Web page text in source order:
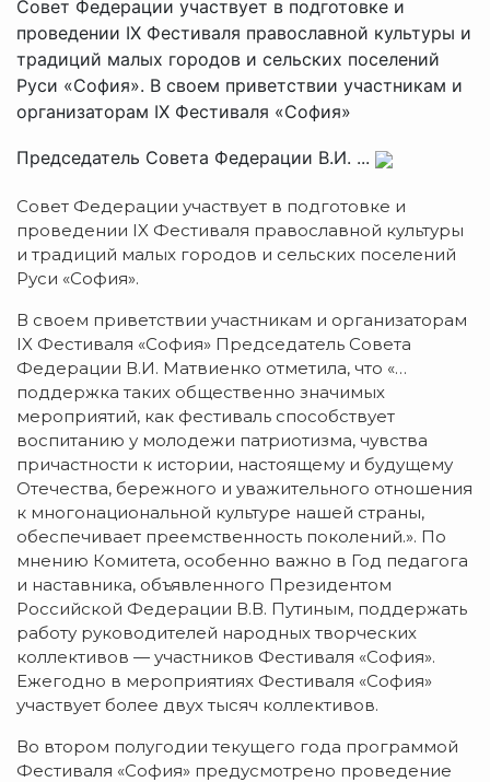
Совет Федерации участвует в подготовке и
проведении IX Фестиваля православной культуры и
традиций малых городов и сельских поселений
Руси «София». В своем приветствии участникам и
организаторам IX Фестиваля «София»
Председатель Совета Федерации В.И. ...
Совет Федерации участвует в подготовке и
проведении IX Фестиваля православной культуры
и традиций малых городов и сельских поселений
Руси «София».
В своем приветствии участникам и организаторам
IX Фестиваля «София» Председатель Совета
Федерации В.И. Матвиенко отметила, что «…
поддержка таких общественно значимых
мероприятий, как фестиваль способствует
воспитанию у молодежи патриотизма, чувства
причастности к истории, настоящему и будущему
Отечества, бережного и уважительного отношения
к многонациональной культуре нашей страны,
обеспечивает преемственность поколений.». По
мнению Комитета, особенно важно в Год педагога
и наставника, объявленного Президентом
Российской Федерации В.В. Путиным, поддержать
работу руководителей народных творческих
коллективов — участников Фестиваля «София».
Ежегодно в мероприятиях Фестиваля «София»
участвует более двух тысяч коллективов.
Во втором полугодии текущего года программой
Фестиваля «София» предусмотрено проведение